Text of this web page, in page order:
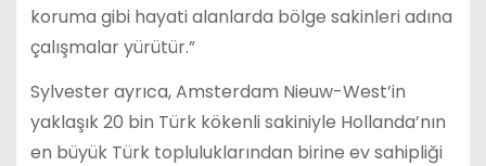
koruma gibi hayati alanlarda bölge sakinleri adına
çalışmalar yürütür.”
Sylvester ayrıca, Amsterdam Nieuw-West’in
yaklaşık 20 bin Türk kökenli sakiniyle Hollanda’nın
en büyük Türk topluluklarından birine ev sahipliği